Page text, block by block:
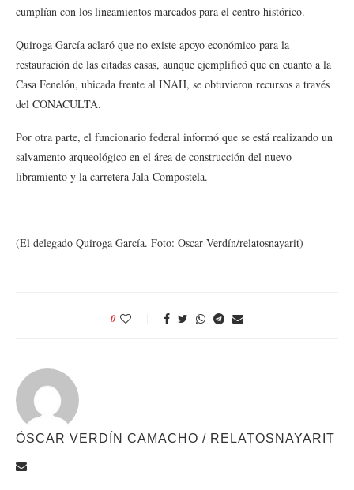
cumplían con los lineamientos marcados para el centro histórico.
Quiroga García aclaró que no existe apoyo económico para la
restauración de las citadas casas, aunque ejemplificó que en cuanto a la
Casa Fenelón, ubicada frente al INAH, se obtuvieron recursos a través
del CONACULTA.
Por otra parte, el funcionario federal informó que se está realizando un
salvamento arqueológico en el área de construcción del nuevo
libramiento y la carretera Jala-Compostela.
(El delegado Quiroga García. Foto: Oscar Verdín/relatosnayarit)
0
ÓSCAR VERDÍN CAMACHO / RELATOSNAYARIT